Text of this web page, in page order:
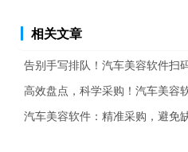
相关文章
告别手写排队！汽车美容软件扫
高效盘点，科学采购！汽车美容
汽车美容软件：精准采购，避免